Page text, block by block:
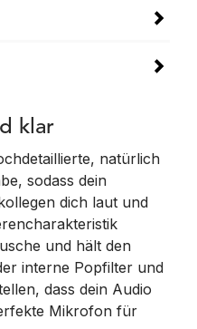
klar
natürlich
sodass dein
dich laut und
und hält den
interne Popfilter und
dass dein Audio
Mikrofon für